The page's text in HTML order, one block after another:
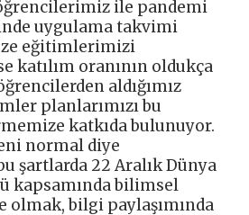
ile pandemi
uygulama takvimi
eğitimlerimizi
katılım oranının oldukça
aldığımız
planlarımızı bu
katkıda bulunuyor.
normal diye
şartlarda 22 Aralık Dünya
kapsamında bilimsel
bilgi paylaşımında